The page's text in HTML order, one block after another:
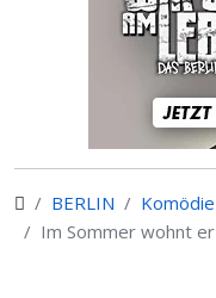
BERLIN
Im Sommer wohnt